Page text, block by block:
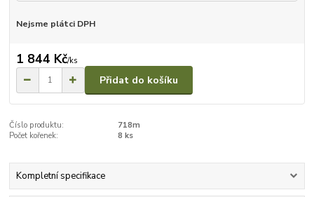
Nejsme plátci DPH
1 844 Kč/ks
Přidat do košíku
Číslo produktu:
718m
Počet kořenek:
8 ks
Kompletní specifikace